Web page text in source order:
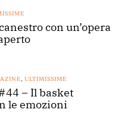
con un’opera
ULTIMISSIME
– Il basket
le emozioni